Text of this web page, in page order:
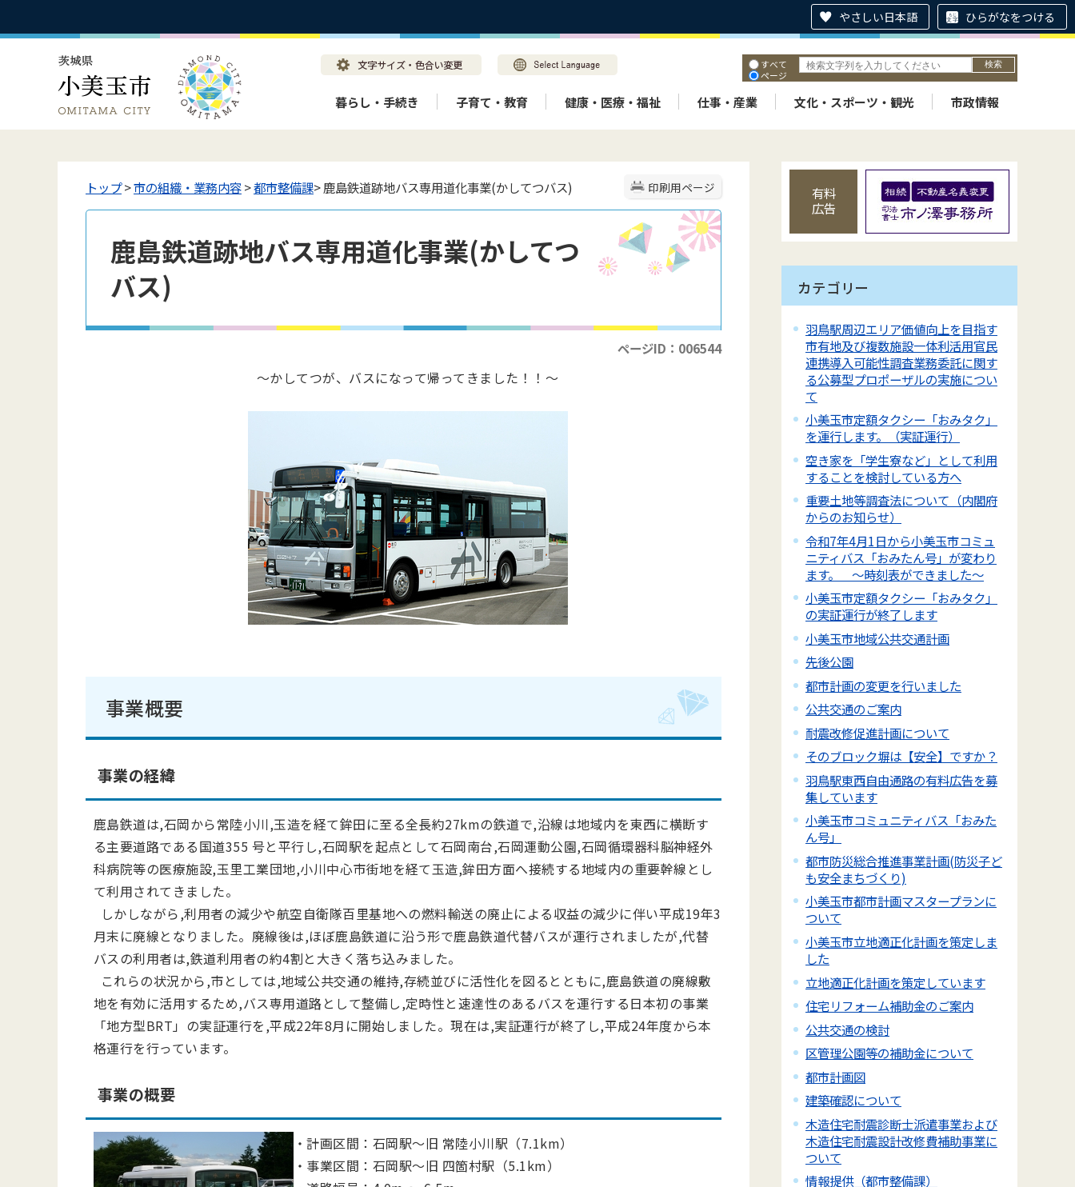
やさしい日本語 ひらがなをつける
すべて
ページ
暮らし・手続き 子育て・教育 健康・医療・福祉 仕事・産業 文化・スポーツ・観光 市政情報
印刷用ページ
トップ>市の組織・業務内容>都市整備課> 鹿島鉄道跡地バス専用道化事業(かしてつバス)
鹿島鉄道跡地バス専用道化事業(かしてつ
バス)
ページID：006544
～かしてつが、バスになって帰ってきました！！～
事業概要
事業の経緯
鹿島鉄道は,石岡から常陸小川,玉造を経て鉾田に至る全長約27kmの鉄道で,沿線は地域内を東西に横断す
る主要道路である国道355 号と平行し,石岡駅を起点として石岡南台,石岡運動公園,石岡循環器科脳神経外
科病院等の医療施設,玉里工業団地,小川中心市街地を経て玉造,鉾田方面へ接続する地域内の重要幹線とし
て利用されてきました。
しかしながら,利用者の減少や航空自衛隊百里基地への燃料輸送の廃止による収益の減少に伴い平成19年3
月末に廃線となりました。廃線後は,ほぼ鹿島鉄道に沿う形で鹿島鉄道代替バスが運行されましたが,代替
バスの利用者は,鉄道利用者の約4割と大きく落ち込みました。
これらの状況から,市としては,地域公共交通の維持,存続並びに活性化を図るとともに,鹿島鉄道の廃線敷
地を有効に活用するため,バス専用道路として整備し,定時性と速達性のあるバスを運行する日本初の事業
「地方型BRT」の実証運行を,平成22年8月に開始しました。現在は,実証運行が終了し,平成24年度から本
格運行を行っています。
事業の概要
・計画区間：石岡駅～旧 常陸小川駅（7.1km）
・事業区間：石岡駅～旧 四箇村駅（5.1km）
有料
広告
カテゴリー
羽鳥駅周辺エリア価値向上を目指す
市有地及び複数施設一体利活用官民
連携導入可能性調査業務委託に関す
る公募型プロポーザルの実施につい
て
小美玉市定額タクシー「おみタク」
を運行します。（実証運行）
空き家を「学生寮など」として利用
することを検討している方へ
重要土地等調査法について（内閣府
からのお知らせ）
令和7年4月1日から小美玉市コミュ
ニティバス「おみたん号」が変わり
ます。 ～時刻表ができました～
小美玉市定額タクシー「おみタク」
の実証運行が終了します
小美玉市地域公共交通計画
先後公園
都市計画の変更を行いました
公共交通のご案内
耐震改修促進計画について
そのブロック塀は【安全】ですか？
羽鳥駅東西自由通路の有料広告を募
集しています
小美玉市コミュニティバス「おみた
ん号」
都市防災総合推進事業計画(防災子ど
も安全まちづくり)
小美玉市都市計画マスタープランに
ついて
小美玉市立地適正化計画を策定しま
した
立地適正化計画を策定しています
住宅リフォーム補助金のご案内
公共交通の検討
区管理公園等の補助金について
都市計画図
建築確認について
木造住宅耐震診断士派遣事業および
木造住宅耐震設計改修費補助事業に
ついて
情報提供（都市整備課）